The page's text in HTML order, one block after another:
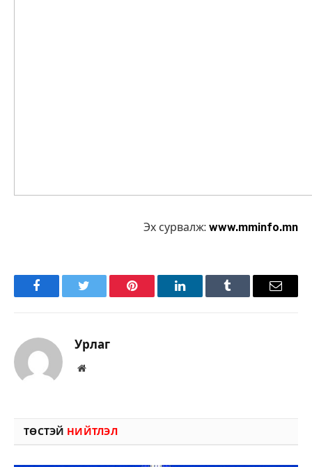
Эх сурвалж: www.mminfo.mn
FacebookTwitter Pinterest LinkedInTumblr Имэйл
Урлаг
Вэбсайт
ТӨСТЭЙ НИЙТЛЭЛ